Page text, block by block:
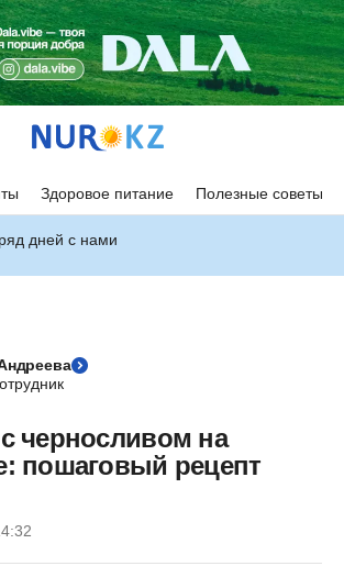
Здоровое питание Полезные советы
дней с нами
черносливом на
пошаговый рецепт